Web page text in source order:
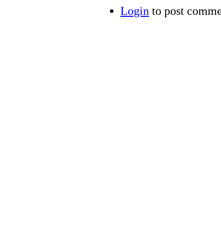
Login to post